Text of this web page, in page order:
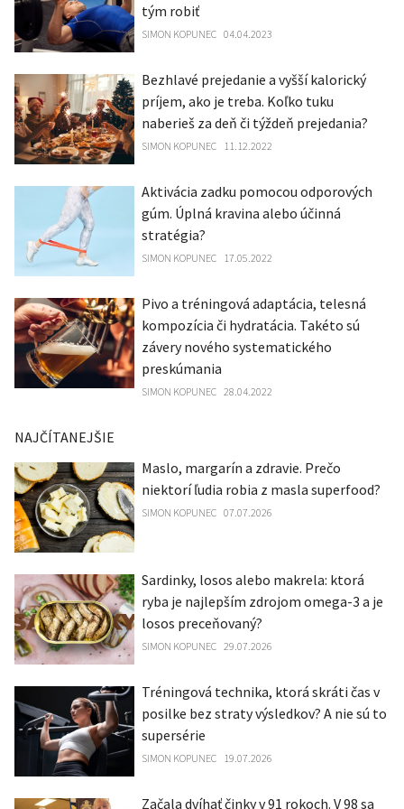
tým robiť
SIMON KOPUNEC 04.04.2023
Bezhlavé prejedanie a vyšší kalorický
príjem, ako je treba. Koľko tuku
naberieš za deň či týždeň prejedania?
SIMON KOPUNEC 11.12.2022
Aktivácia zadku pomocou odporových
gúm. Úplná kravina alebo účinná
stratégia?
SIMON KOPUNEC 17.05.2022
Pivo a tréningová adaptácia, telesná
kompozícia či hydratácia. Takéto sú
závery nového systematického
preskúmania
SIMON KOPUNEC 28.04.2022
NAJČÍTANEJŠIE
Maslo, margarín a zdravie. Prečo
niektorí ľudia robia z masla superfood?
SIMON KOPUNEC 07.07.2026
Sardinky, losos alebo makrela: ktorá
ryba je najlepším zdrojom omega-3 a je
losos preceňovaný?
SIMON KOPUNEC 29.07.2026
Tréningová technika, ktorá skráti čas v
posilke bez straty výsledkov? A nie sú to
supersérie
SIMON KOPUNEC 19.07.2026
Začala dvíhať činky v 91 rokoch. V 98 sa